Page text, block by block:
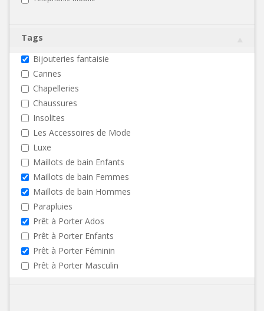
Tags
Bijouteries fantaisie
Cannes
Chapelleries
Chaussures
Insolites
Les Accessoires de Mode
Luxe
Maillots de bain Enfants
Maillots de bain Femmes
Maillots de bain Hommes
Parapluies
Prêt à Porter Ados
Prêt à Porter Enfants
Prêt à Porter Féminin
Prêt à Porter Masculin